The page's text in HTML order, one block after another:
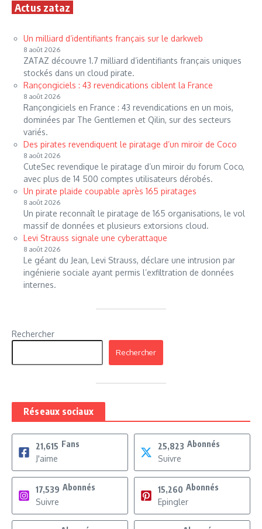
Actus zataz
Un milliard d’identifiants français sur le darkweb
8 août 2026
ZATAZ découvre 1.7 milliard d’identifiants français uniques
stockés dans un cloud pirate.
Rançongiciels : 43 revendications ciblent la France
8 août 2026
Rançongiciels en France : 43 revendications en un mois,
dominées par The Gentlemen et Qilin, sur des secteurs
variés.
Des pirates revendiquent le piratage d’un miroir de Coco
8 août 2026
CuteSec revendique le piratage d’un miroir du forum Coco,
avec plus de 14 500 comptes utilisateurs dérobés.
Un pirate plaide coupable après 165 piratages
8 août 2026
Un pirate reconnaît le piratage de 165 organisations, le vol
massif de données et plusieurs extorsions cloud.
Levi Strauss signale une cyberattaque
8 août 2026
Le géant du Jean, Levi Strauss, déclare une intrusion par
ingénierie sociale ayant permis l’exfiltration de données
internes.
Rechercher
Rechercher
Réseaux sociaux
21,615 Fans
J'aime
25,823 Abonnés
Suivre
17,539 Abonnés
Suivre
15,260 Abonnés
Epingler